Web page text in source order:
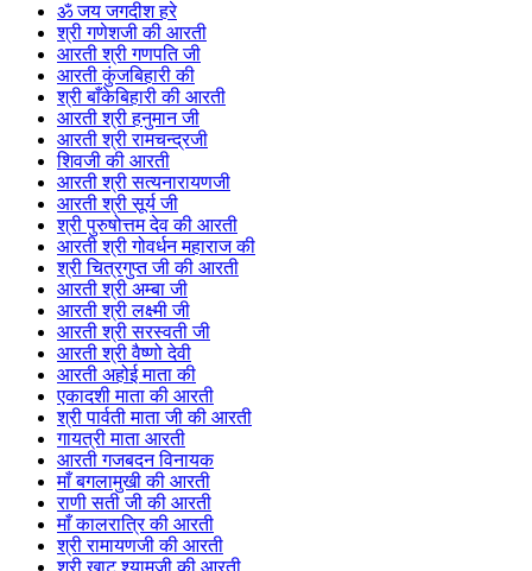
ॐ जय जगदीश हरे
श्री गणेशजी की आरती
आरती श्री गणपति जी
आरती कुंजबिहारी की
श्री बाँकेबिहारी की आरती
आरती श्री हनुमान जी
आरती श्री रामचन्द्रजी
शिवजी की आरती
आरती श्री सत्यनारायणजी
आरती श्री सूर्य जी
श्री पुरुषोत्तम देव की आरती
आरती श्री गोवर्धन महाराज की
श्री चित्रगुप्त जी की आरती
आरती श्री अम्बा जी
आरती श्री लक्ष्मी जी
आरती श्री सरस्वती जी
आरती श्री वैष्णो देवी
आरती अहोई माता की
एकादशी माता की आरती
श्री पार्वती माता जी की आरती
गायत्री माता आरती
आरती गजबदन विनायक
माँ बगलामुखी की आरती
राणी सती जी की आरती
माँ कालरात्रि की आरती
श्री रामायणजी की आरती